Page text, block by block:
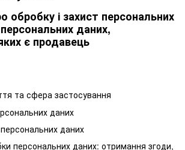
обробку і захист персональних
даних,
є продавець
та сфера застосування
даних
даних
персональних даних: отримання згоди,